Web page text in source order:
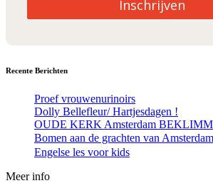
Inschrijven
Recente Berichten
Proef vrouwenurinoirs
Dolly Bellefleur/ Hartjesdagen !
OUDE KERK Amsterdam
Bomen aan de grachten van Amsterdam
Engelse les voor kids
Meer info